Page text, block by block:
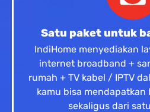
Satu paket untuk
IndiHome menyediakan
internet broadband +
rumah + TV kabel / IPTV
kamu bisa mendapatkan
sekaligus dari